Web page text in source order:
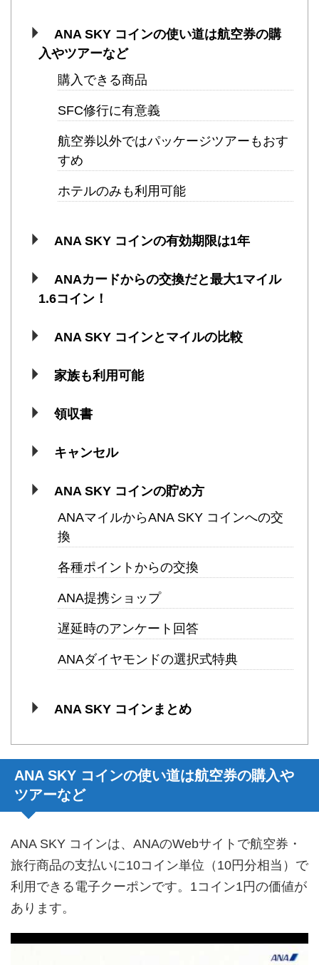
ANA SKY コインの使い道は航空券の購
入やツアーなど
購入できる商品
SFC修行に有意義
航空券以外ではパッケージツアーもおす
すめ
ホテルのみも利用可能
ANA SKY コインの有効期限は1年
ANAカードからの交換だと最大1マイル
1.6コイン！
ANA SKY コインとマイルの比較
家族も利用可能
領収書
キャンセル
ANA SKY コインの貯め方
ANAマイルからANA SKY コインへの交
換
各種ポイントからの交換
ANA提携ショップ
遅延時のアンケート回答
ANAダイヤモンドの選択式特典
ANA SKY コインまとめ
ANA SKY コインの使い道は航空券の購入や
ツアーなど
ANA SKY コインは、ANAのWebサイトで航空券・
旅行商品の支払いに10コイン単位（10円分相当）で
利用できる電子クーポンです。1コイン1円の価値が
あります。